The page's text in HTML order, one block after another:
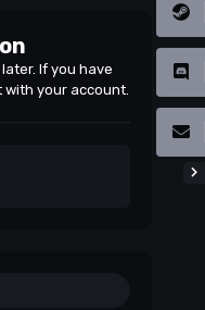
If you have
with your account.